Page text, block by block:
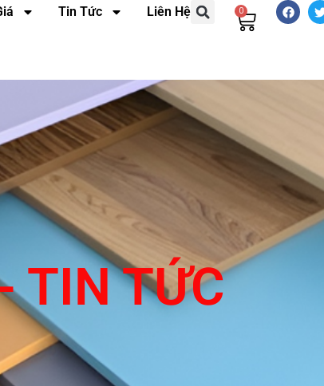
Tin Tức Liên Hệ 0
TIN TỨC